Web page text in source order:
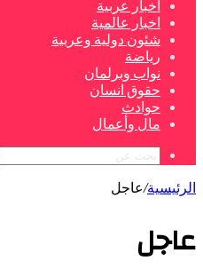
اخبار عربية
اخبار عالمية
شئون دولية وعربية
رياضة
نواب وبرلمان
حقوق انسان
حوادث
مال وأعمال
الرئيسية/عاجل
عاجل